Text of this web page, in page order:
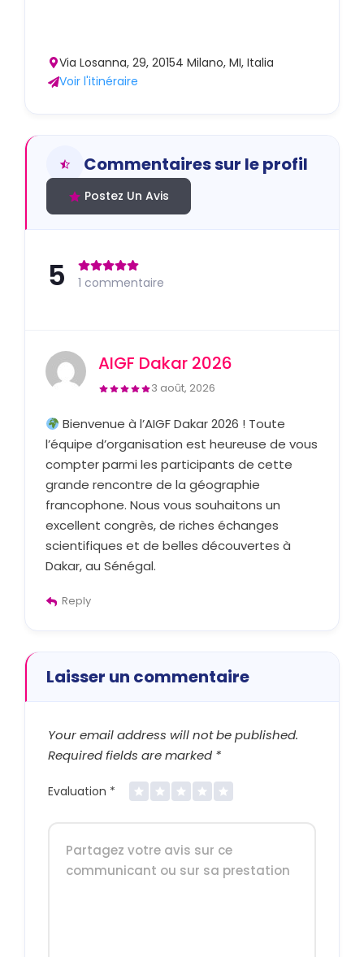
Via Losanna, 29, 20154 Milano, MI, Italia
Voir l'itinéraire
Commentaires sur le profil
Postez Un Avis
5 1 commentaire
AIGF Dakar 2026
3 août, 2026
Bienvenue à l’AIGF Dakar 2026 ! Toute
l’équipe d’organisation est heureuse de vous
compter parmi les participants de cette
grande rencontre de la géographie
francophone. Nous vous souhaitons un
excellent congrès, de riches échanges
scientifiques et de belles découvertes à
Dakar, au Sénégal.
Reply
Laisser un commentaire
Your email address will not be published.
Required fields are marked *
Evaluation *